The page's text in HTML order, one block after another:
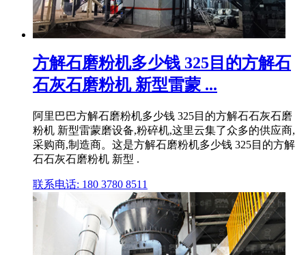
方解石磨粉机多少钱 325目的方解石
石灰石磨粉机 新型雷蒙 ...
阿里巴巴方解石磨粉机多少钱 325目的方解石石灰石磨
粉机 新型雷蒙磨设备,粉碎机,这里云集了众多的供应商,
采购商,制造商。这是方解石磨粉机多少钱 325目的方解
石石灰石磨粉机 新型 .
联系电话: 180 3780 8511